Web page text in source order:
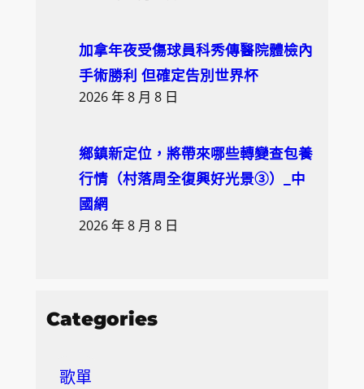
加拿年夜受傷球員科秀傳醫院體檢內
手術勝利 但確定告別世界杯
2026 年 8 月 8 日
鄉鎮新定位，將帶來哪些轉變查包養
行情（村落周全復興好光景③）_中
國網
2026 年 8 月 8 日
Categories
歌單